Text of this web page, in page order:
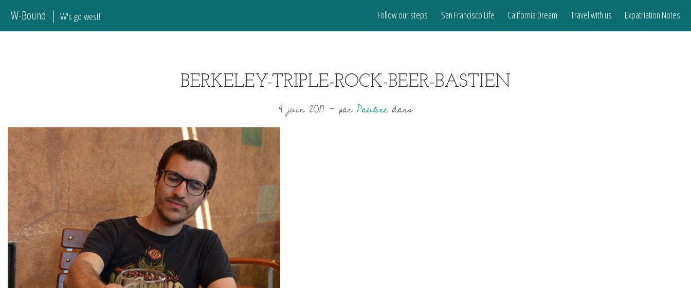
W-Bound W's go west! Follow our steps San Francisco Life California Dream Travel with us Expatriation Notes
BERKELEY-TRIPLE-ROCK-BEER-BASTIEN
4 juin 2017 -parPaulinedans